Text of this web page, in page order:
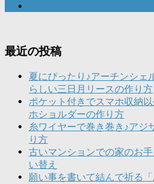
最近の投稿
夏にぴったり♪アーチンシェ
らしい三日月リースの作り方
ポケット付きでスマホ収納
ホショルダーの作り方
糸ワイヤーで巻き巻き♪アジ
り方
古いマンションでの家のお
い替え
願い事を書いて結んで祈る